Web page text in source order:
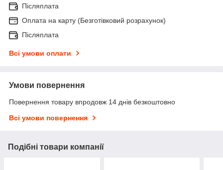
Післяплата
Оплата на карту (Безготівковий розрахунок)
Післяплата
Всі умови оплати
Умови повернення
Повернення товару впродовж 14 днів безкоштовно
Всі умови повернення
Подібні товари компанії